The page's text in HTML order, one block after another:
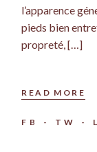
l’apparence
pieds bien
propreté, […]
READ MORE
FB TW